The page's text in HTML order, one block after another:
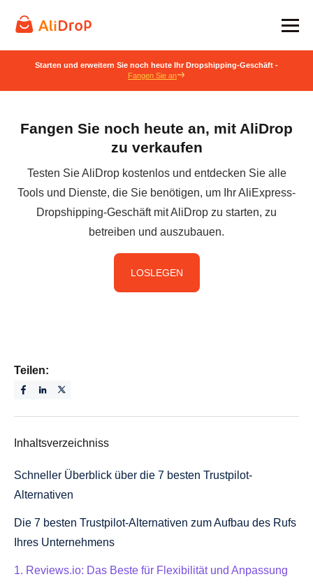
Starten und erweitern Sie noch heute Ihr Dropshipping-Geschäft -
Fangen Sie an
Fangen Sie noch heute an, mit AliDrop
zu verkaufen
Testen Sie AliDrop kostenlos und entdecken Sie alle
Tools und Dienste, die Sie benötigen, um Ihr AliExpress-
Dropshipping-Geschäft mit AliDrop zu starten, zu
betreiben und auszubauen.
LOSLEGEN
Teilen:
Inhaltsverzeichniss
Schneller Überblick über die 7 besten Trustpilot-
Alternativen
Die 7 besten Trustpilot-Alternativen zum Aufbau des Rufs
Ihres Unternehmens
1. Reviews.io: Das Beste für Flexibilität und Anpassung